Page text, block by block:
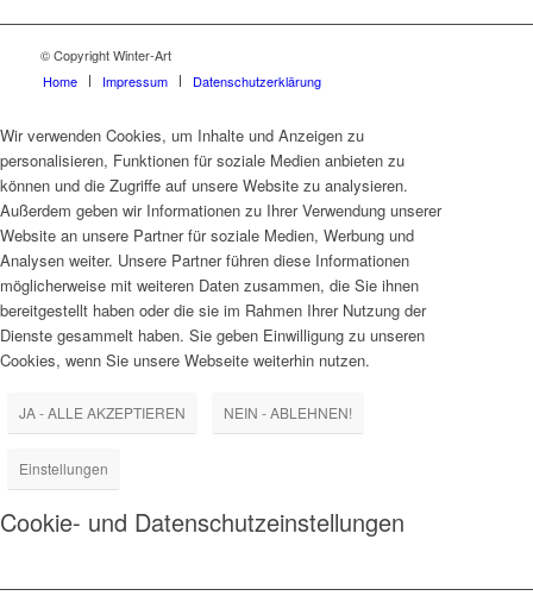
© Copyright Winter-Art
Home
Impressum Datenschutzerklärung
Wir verwenden Cookies, um Inhalte und Anzeigen zu
personalisieren, Funktionen für soziale Medien anbieten zu
können und die Zugriffe auf unsere Website zu analysieren.
Außerdem geben wir Informationen zu Ihrer Verwendung unserer
Website an unsere Partner für soziale Medien, Werbung und
Analysen weiter. Unsere Partner führen diese Informationen
möglicherweise mit weiteren Daten zusammen, die Sie ihnen
bereitgestellt haben oder die sie im Rahmen Ihrer Nutzung der
Dienste gesammelt haben. Sie geben Einwilligung zu unseren
Cookies, wenn Sie unsere Webseite weiterhin nutzen.
JA - ALLE AKZEPTIEREN NEIN - ABLEHNEN!
Einstellungen
Cookie- und Datenschutzeinstellungen